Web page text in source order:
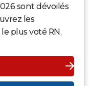
sont dévoilés
les
plus voté RN,